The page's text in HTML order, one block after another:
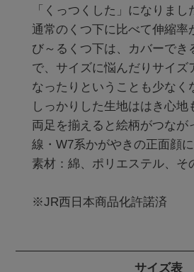
「くっつくした」になりまし
通常のくつ下に比べて伸縮率
び～るくつ下は、カバーでき
で、サイズに悩んだりサイズ
なったりということも少なく
しっかりした生地ははき心
両足を揃えると絵柄がつなが
線・W7系かがやきの正面顔
素材：綿、ポリエステル、そ
※JR西日本商品化許諾済
サイズ表